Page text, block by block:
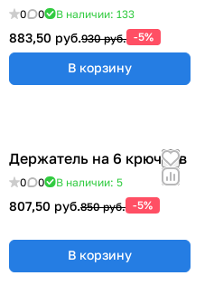
0 0 В наличии: 133
883,50 руб.930 руб. -5%
В корзину
Держатель на 6 крючков
0 0 В наличии: 5
807,50 руб.850 руб. -5%
В корзину